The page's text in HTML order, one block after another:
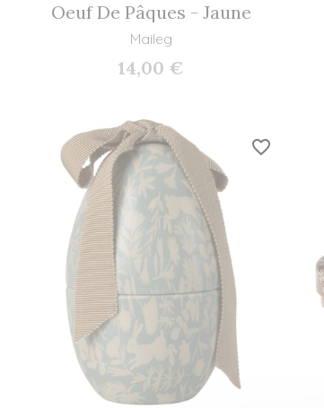
Oeuf De Pâques - Jaune
Maileg
14,00 €
favorite_border